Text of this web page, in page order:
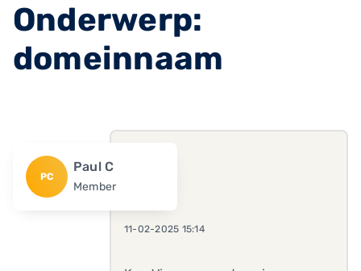
Onderwerp:
domeinnaam
PC
Paul C
Member
11-02-2025 15:14